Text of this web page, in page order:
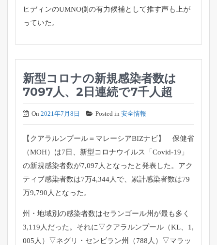
ヒディンのUMNO側の有力候補として推す声も上が
っていた。
新型コロナの新規感染者数は
7097人、2日連続で7千人超
On 2021年7月8日 Posted in 安全情報
【クアラルンプール＝マレーシアBIZナビ】 保健省
（MOH）は7日、新型コロナウイルス「Covid-19」
の新規感染者数が7,097人となったと発表した。 アク
ティブ感染者数は7万4,344人で、
累計感染者数は79
万9,790人となった。
州・地域別の感染者数はセランゴール州が最も多く
3,119人だった。それに▽クアラルンプール（KL、1,
005人）▽ネグリ・センビラン州（788人）▽マラッ